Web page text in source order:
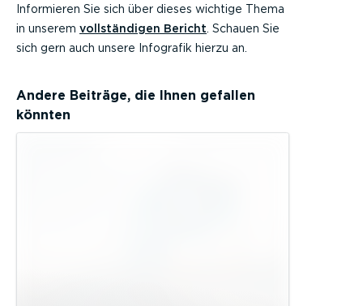
Informieren Sie sich über dieses wichtige Thema
in unserem vollständigen Bericht . Schauen Sie
sich gern auch unsere Infografik hierzu an.
Andere Beiträge, die Ihnen gefallen
könnten